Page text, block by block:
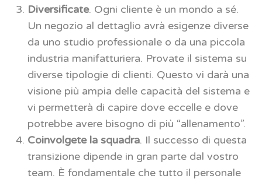
Diversificate. Ogni cliente è un mondo a sé.
Un negozio al dettaglio avrà esigenze diverse
da uno studio professionale o da una piccola
industria manifatturiera. Provate il sistema su
diverse tipologie di clienti. Questo vi darà una
visione più ampia delle capacità del sistema e
vi permetterà di capire dove eccelle e dove
potrebbe avere bisogno di più “allenamento”.
Coinvolgete la squadra. Il successo di questa
transizione dipende in gran parte dal vostro
team. È fondamentale che tutto il personale